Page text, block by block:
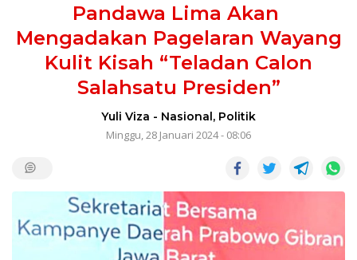
Pandawa Lima Akan
Mengadakan Pagelaran Wayang
Kulit Kisah “Teladan Calon
Salahsatu Presiden”
Yuli Viza - Nasional, Politik
Minggu, 28 Januari 2024 - 08:06